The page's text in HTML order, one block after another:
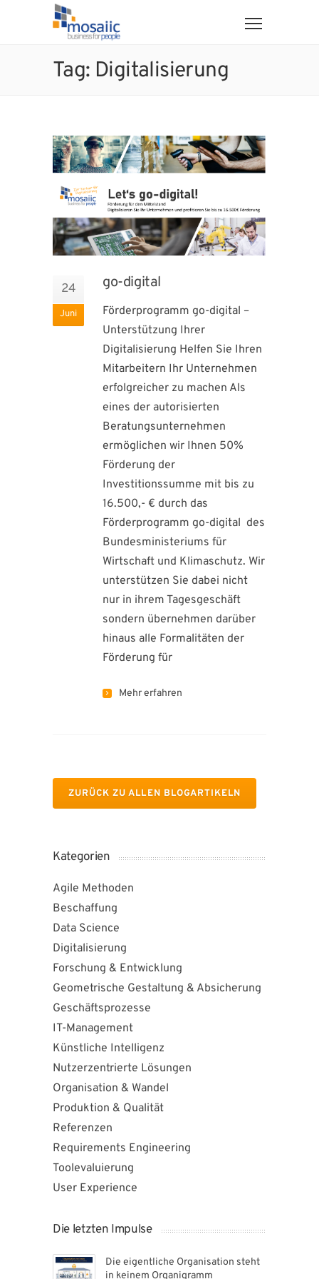
Tag: Digitalisierung
24
Juni
go-digital
Förderprogramm go-digital –
Unterstützung Ihrer
Digitalisierung Helfen Sie Ihren
Mitarbeitern Ihr Unternehmen
erfolgreicher zu machen Als
eines der autorisierten
Beratungsunternehmen
ermöglichen wir Ihnen 50%
Förderung der
Investitionssumme mit bis zu
16.500,- € durch das
Förderprogramm go-digital des
Bundesministeriums für
Wirtschaft und Klimaschutz. Wir
unterstützen Sie dabei nicht
nur in ihrem Tagesgeschäft
sondern übernehmen darüber
hinaus alle Formalitäten der
Förderung für
Mehr erfahren
ZURÜCK ZU ALLEN BLOGARTIKELN
Kategorien
Agile Methoden
Beschaffung
Data Science
Digitalisierung
Forschung & Entwicklung
Geometrische Gestaltung & Absicherung
Geschäftsprozesse
IT-Management
Künstliche Intelligenz
Nutzerzentrierte Lösungen
Organisation & Wandel
Produktion & Qualität
Referenzen
Requirements Engineering
Toolevaluierung
User Experience
Die letzten Impulse
Die eigentliche Organisation steht
in keinem Organigramm